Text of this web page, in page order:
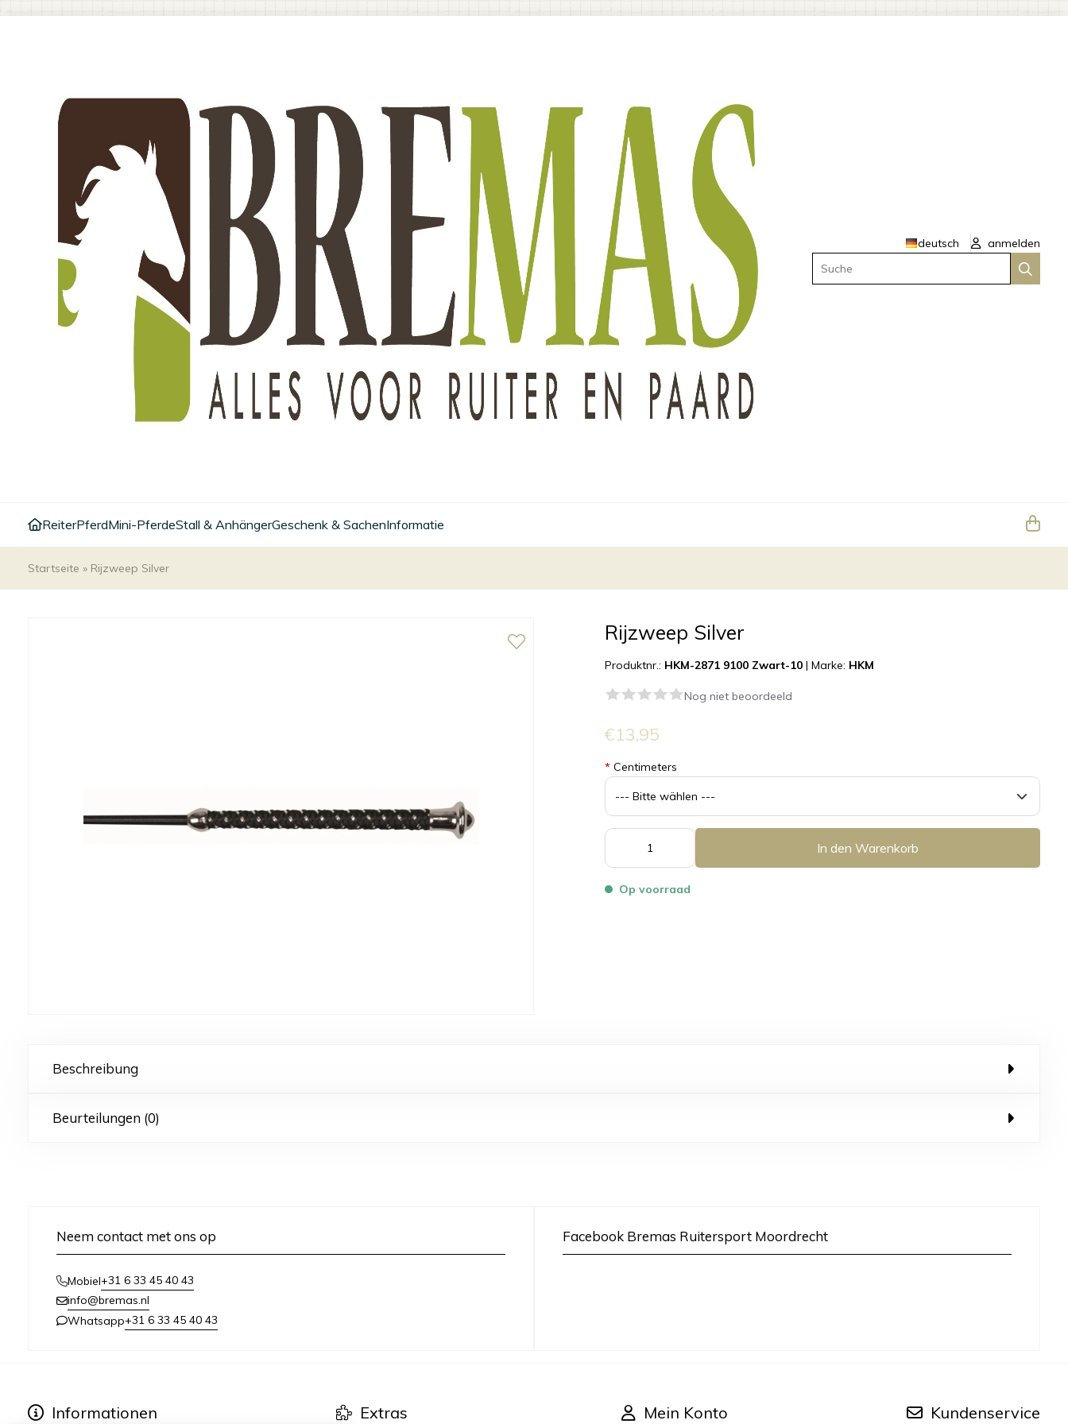
deutsch
anmelden
Suche
ReiterPferdMini-PferdeStall & AnhängerGeschenk & SachenInformatie
Startseite » Rijzweep Silver
Rijzweep Silver
Produktnr.: HKM-2871 9100 Zwart-10 |Marke: HKM
Nog niet beoordeeld
€13,95
* Centimeters
In den Warenkorb
Op voorraad
Beschreibung
Beurteilungen (0)
Neem contact met ons op
Mobiel+31 6 33 45 40 43
info@bremas.nl
Whatsapp+31 6 33 45 40 43
Facebook Bremas Ruitersport Moordrecht
Informationen Extras Mein Konto Kundenservice